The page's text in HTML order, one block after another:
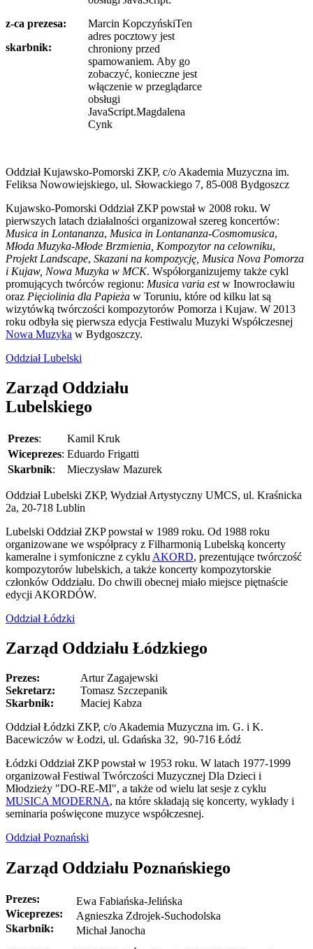
z-ca prezesa:
skarbnik:
Marcin KopczyńskiTen
adres pocztowy jest
chroniony przed
spamowaniem. Aby go
zobaczyć, konieczne jest
włączenie w przeglądarce
obsługi
JavaScript.Magdalena
Cynk
Oddział Kujawsko-Pomorski ZKP, c/o Akademia Muzyczna im.
Feliksa Nowowiejskiego, ul. Słowackiego 7, 85-008 Bydgoszcz
Kujawsko-Pomorski Oddział ZKP powstał w 2008 roku. W
pierwszych latach działalności organizował szereg koncertów:
Musica in Lontananza, Musica in Lontananza-Cosmomusica,
Młoda Muzyka-Młode Brzmienia, Kompozytor na celowniku,
Projekt Landscape, Skazani na kompozycję, Musica Nova Pomorza
i Kujaw, Nowa Muzyka w MCK. Współorganizujemy także cykl
promujących twórców regionu: Musica varia estw Inowrocławiu
oraz Pięciolinia dla Papieża w Toruniu, które od kilku lat są
wizytówką twórczości kompozytorów Pomorza i Kujaw. W 2013
roku odbyła się pierwsza edycja Festiwalu Muzyki Współczesnej
Nowa Muzyka w Bydgoszczy.
Oddział Lubelski
Zarząd Oddziału
Lubelskiego
Prezes:
Kamil Kruk
Wiceprezes: Eduardo Frigatti
Skarbnik: Mieczysław Mazurek
Oddział Lubelski ZKP, Wydział Artystyczny UMCS, ul. Kraśnicka
2a, 20-718 Lublin
Lubelski Oddział ZKP powstał w 1989 roku. Od 1988 roku
organizowane we współpracy z Filharmonią Lubelską koncerty
kameralne i symfoniczne z cykluAKORD, prezentujące twórczość
kompozytorów lubelskich, a także koncerty kompozytorskie
członków Oddziału. Do chwili obecnej miało miejsce piętnaście
edycji AKORDÓW.
Oddział Łódzki
Zarząd Oddziału Łódzkiego
Prezes:
Artur Zagajewski
Sekretarz:
Tomasz Szczepanik
Skarbnik:
Maciej Kabza
Oddział Łódzki ZKP, c/o Akademia Muzyczna im. G. i K.
Bacewiczów w Łodzi, ul. Gdańska 32, 90-716 Łódź
Łódzki Oddział ZKP powstał w 1953 roku. W latach 1977-1999
organizował Festiwal Twórczości Muzycznej Dla Dzieci i
Młodzieży "DO-RE-MI", a także od wielu lat sesje z cyklu
MUSICA MODERNA, na które składają się koncerty, wykłady i
seminaria poświęcone muzyce współczesnej.
Oddział Poznański
Zarząd Oddziału Poznańskiego
Prezes:
Ewa Fabiańska-Jelińska
Wiceprezes:
Agnieszka Zdrojek-Suchodolska
Skarbnik:
Michał Janocha